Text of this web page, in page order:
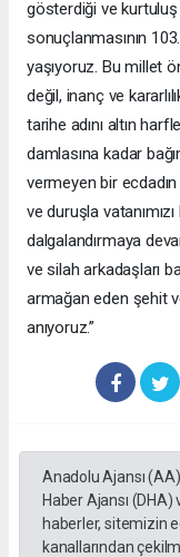
gösterdiği ve kurtuluş
sonuçlanmasının
yaşıyoruz. Bu millet
değil, inanç ve
tarihe adını altın
damlasına kadar
vermeyen bir ecdadın
ve duruşla vatanımızı
dalgalandırmaya
ve silah arkadaşları
armağan eden şehit
anıyoruz.”
Anadolu Ajansı
Haber Ajansı
haberler, sitemizin
kanallarından